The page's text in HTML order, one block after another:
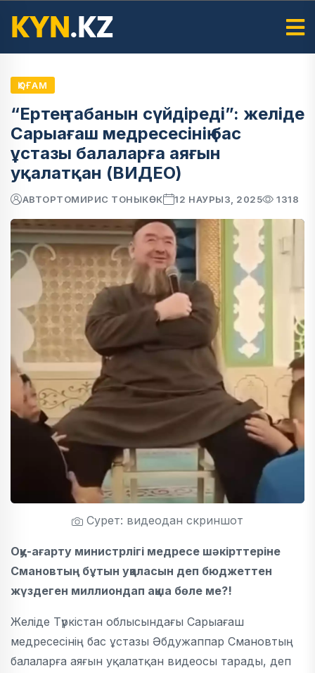
ҚОҒАМ
“Ертең табанын сүйдіреді”: желіде
Сарыағаш медресесінің бас
ұстазы балаларға аяғын
уқалатқан (ВИДЕО)
АВТОРТОМИРИС ТОНЫКӨК 12 НАУРЫЗ, 2025 1318
Сурет: видеодан скриншот
Оқу-ағарту министрлігі медресе шәкірттеріне
Смановтың бұтын уқаласын деп бюджеттен
жүздеген миллиондап ақша бөле ме?!
Желіде Түркістан облысындағы Сарыағаш
медресесінің бас ұстазы Әбдужаппар Смановтың
балаларға аяғын уқалатқан видеосы тарады, деп